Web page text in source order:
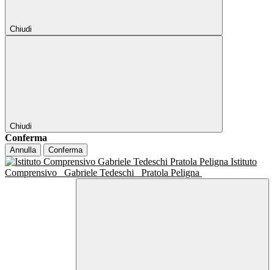
Chiudi
Chiudi
Conferma
Annulla Conferma
Istituto
Comprensivo
Gabriele Tedeschi Pratola Peligna